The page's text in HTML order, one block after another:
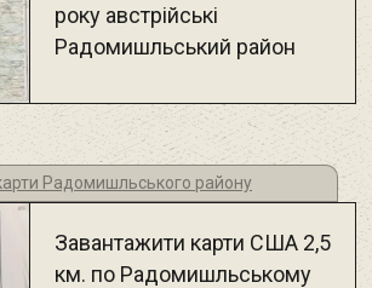
року австрійські
Радомишльський район
Радомишльського району
Завантажити карти США 2,5
км. по Радомишльському